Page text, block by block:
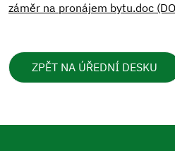
záměr na pronájem bytu.doc
ZPĚT NA ÚŘEDNÍ DESKU